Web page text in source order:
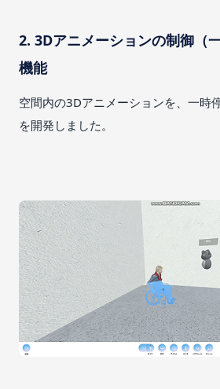
2. 3Dアニメーションの制御（
機能
空間内の3Dアニメーションを、一時
を開発しました。